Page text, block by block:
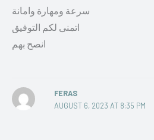
سرعة ومهارة وامانة
اتمنى لكم التوفيق
انصح بهم
FERAS
AUGUST 6, 2023 AT 8:35 PM